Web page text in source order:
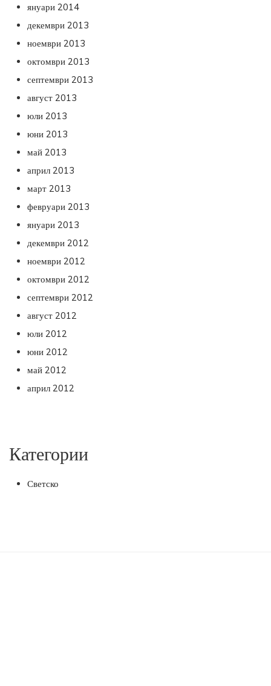
януари 2014
декември 2013
ноември 2013
октомври 2013
септември 2013
август 2013
юли 2013
юни 2013
май 2013
април 2013
март 2013
февруари 2013
януари 2013
декември 2012
ноември 2012
октомври 2012
септември 2012
август 2012
юли 2012
юни 2012
май 2012
април 2012
Категории
Светско